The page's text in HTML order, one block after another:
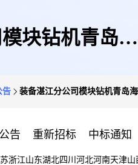
块钻机青岛海
告 装备湛江分公司模块钻机青岛
告 重新招标 中标通知
浙江山东湖北四川 河北河南天津山